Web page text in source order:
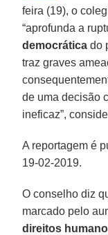
feira (19), o
“aprofunda a
democrática do
traz graves
de uma decisão
ineficaz”,
A reportagem é
19-02-2019.
O conselho diz
marcado pelo
direitos